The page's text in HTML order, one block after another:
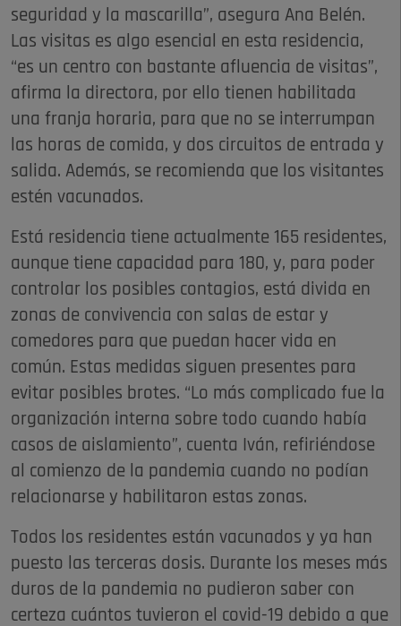
seguridad y la mascarilla”, asegura Ana Belén.
Las visitas es algo esencial en esta residencia,
“es un centro con bastante afluencia de visitas”,
afirma la directora, por ello tienen habilitada
una franja horaria, para que no se interrumpan
las horas de comida, y dos circuitos de entrada y
salida. Además, se recomienda que los visitantes
estén vacunados.
Está residencia tiene actualmente 165 residentes,
aunque tiene capacidad para 180, y, para poder
controlar los posibles contagios, está divida en
zonas de convivencia con salas de estar y
comedores para que puedan hacer vida en
común. Estas medidas siguen presentes para
evitar posibles brotes. “Lo más complicado fue la
organización interna sobre todo cuando había
casos de aislamiento”, cuenta Iván, refiriéndose
al comienzo de la pandemia cuando no podían
relacionarse y habilitaron estas zonas.
Todos los residentes están vacunados y ya han
puesto las terceras dosis. Durante los meses más
duros de la pandemia no pudieron saber con
certeza cuántos tuvieron el covid-19 debido a que